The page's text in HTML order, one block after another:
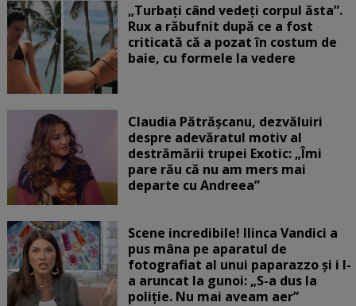
„Turbați când vedeți corpul ăsta”.
Rux a răbufnit după ce a fost
criticată că a pozat în costum de
baie, cu formele la vedere
Claudia Pătrășcanu, dezvăluiri
despre adevăratul motiv al
destrămării trupei Exotic: „Îmi
pare rău că nu am mers mai
departe cu Andreea”
Scene incredibile! Ilinca Vandici a
pus mâna pe aparatul de
fotografiat al unui paparazzo și i l-
a aruncat la gunoi: „S-a dus la
poliție. Nu mai aveam aer”